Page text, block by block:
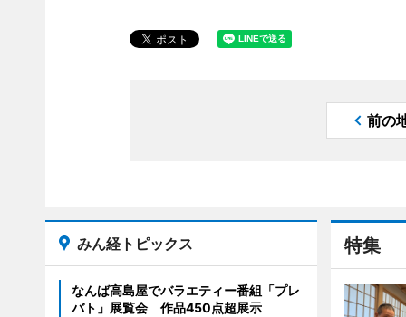
前の
特集
みん経トピックス
なんば高島屋でバラエティー番組「プレ
バト」展覧会 作品450点超展示